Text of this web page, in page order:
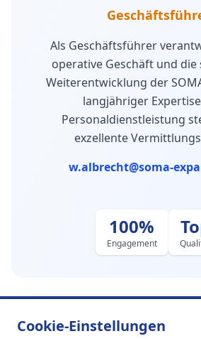
Als Geschäftsführer
operative Geschäft und
Weiterentwicklung der
langjähriger
Personaldienstleistung
exzellente
w.albrecht@soma-
100%
Engagement
Cookie-Einstellungen